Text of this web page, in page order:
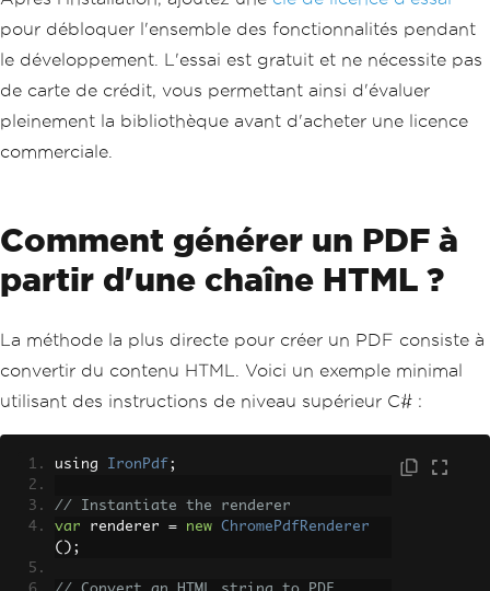
pour débloquer l'ensemble des fonctionnalités pendant
le développement. L'essai est gratuit et ne nécessite pas
de carte de crédit, vous permettant ainsi d'évaluer
pleinement la bibliothèque avant d'acheter une licence
commerciale.
Comment générer un PDF à
partir d'une chaîne HTML ?
La méthode la plus directe pour créer un PDF consiste à
convertir du contenu HTML. Voici un exemple minimal
utilisant des instructions de niveau supérieur C# :
using IronPdf ;
// Instantiate the renderer
var renderer = new
ChromePdfRenderer
();